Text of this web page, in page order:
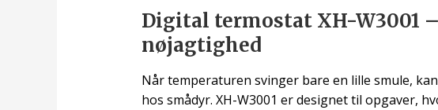
Digital termostat XH-W3001
nøjagtighed
Når temperaturen svinger bare en lille smule,
hos smådyr. XH-W3001 er designet til opgaver,